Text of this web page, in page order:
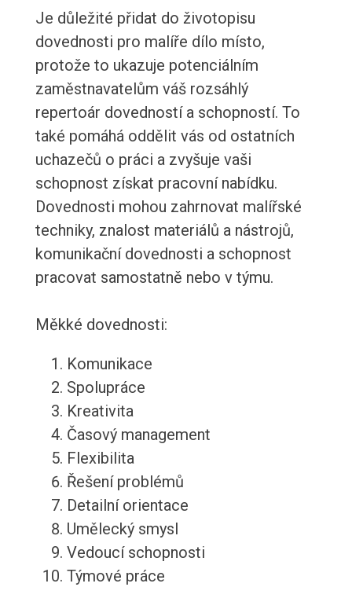
Je důležité přidat do životopisu
dovednosti pro malíře dílo místo,
protože to ukazuje potenciálním
zaměstnavatelům váš rozsáhlý
repertoár dovedností a schopností. To
také pomáhá oddělit vás od ostatních
uchazečů o práci a zvyšuje vaši
schopnost získat pracovní nabídku.
Dovednosti mohou zahrnovat malířské
techniky, znalost materiálů a nástrojů,
komunikační dovednosti a schopnost
pracovat samostatně nebo v týmu.
Měkké dovednosti:
Komunikace
Spolupráce
Kreativita
Časový management
Flexibilita
Řešení problémů
Detailní orientace
Umělecký smysl
Vedoucí schopnosti
Týmové práce